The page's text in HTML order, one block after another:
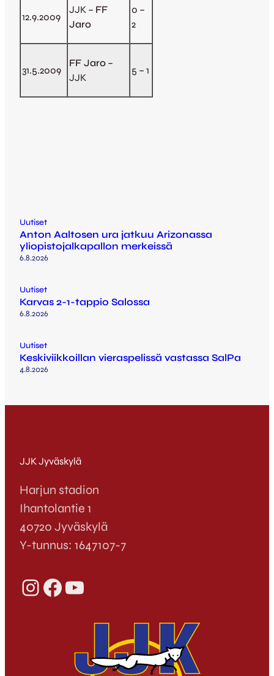
12.9.2009
JJK – FF
Jaro
0 –
2
31.5.2009
FF Jaro –
JJK
5 – 1
Uutiset
Anton Aaltosen ura jatkuu Arizonassa
yliopistojalkapallon merkeissä
6.8.2026
Uutiset
Karvas 2-1-tappio Salossa
6.8.2026
Uutiset
Keskiviikkoillan vieraspelissä vastassa SalPa
4.8.2026
JJK Jyväskylä
Harjun stadion
Ihantolantie 1
40720 Jyväskylä
Y-tunnus: 1647107-7
InstagramFacebook YouTube